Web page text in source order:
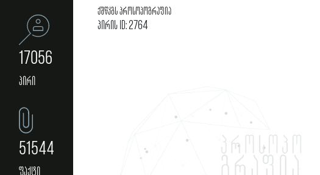
17056
პირი
51544
ფაქტი
ქშწკგს პროსოპოგრაფია
პირის ID: 2764